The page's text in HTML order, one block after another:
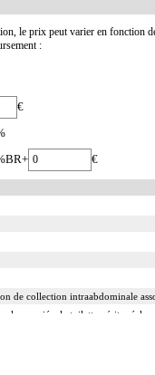
le prix peut varier en
:
€
€
de collection intraabdominale
associée, la toilette péritonéale